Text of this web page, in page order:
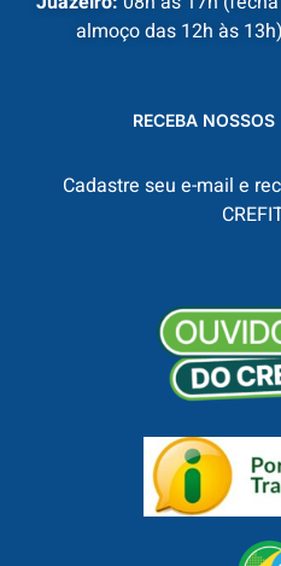
almoço das 12h às 13h)
RECEBA
Cadastre seu e-mail e